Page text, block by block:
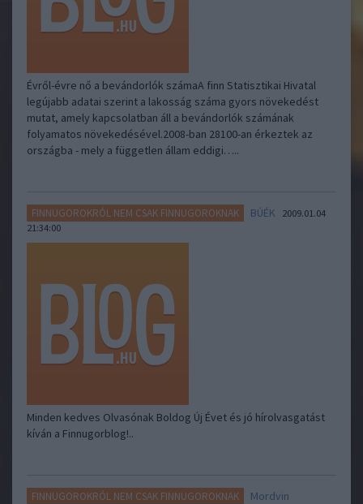
Évről-évre nő a bevándorlók számaA finn Statisztikai Hivatal
legújabb adatai szerint a lakosság száma gyors növekedést
mutat, amely kapcsolatban áll a bevándorlók számának
folyamatos növekedésével.2008-ban 28100-an érkeztek az
országba - mely a független állam eddigi…..
FINNUGOROKRÓL NEM CSAK FINNUGOROKNAK BÚÉK
2009.01.04
21:34:00
Minden kedves Olvasónak Boldog Új Évet és jó hírolvasgatást
kíván a Finnugorblog!..
FINNUGOROKRÓL NEM CSAK FINNUGOROKNAK
Mordvin